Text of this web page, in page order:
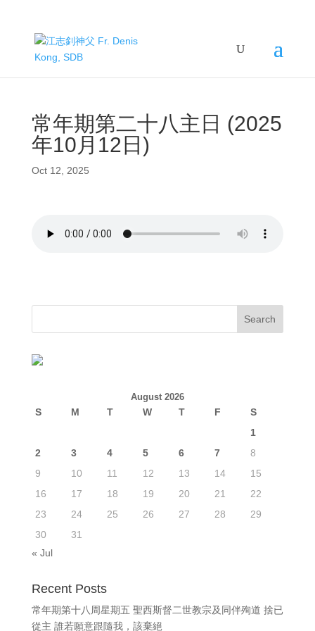
常年期第二十八主日 (2025
年10月12日)
Oct 12, 2025
August 2026
S M T W T F
S
1
2
3 4 5 6 7
8
9
10 11 12 13 14
15
16
17 18 19 20 21
22
23
24 25 26 27 28
29
30
31
« Jul
Recent Posts
常年期第十八周星期五 聖西斯督二世教宗及同伴殉道 捨已
從主 誰若願意跟隨我，該棄絕